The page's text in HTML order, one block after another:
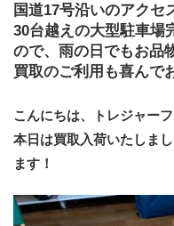
国道17号沿いのアクセ
30台越えの大型駐車場
ので、雨の日でもお品
買取のご利用も喜んで
こんにちは、トレジャー
本日は買取入荷いたしま
ます！